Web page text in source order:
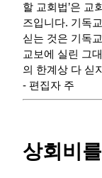
할 교회법’은 교
즈입니다. 기독
싣는 것은 기독
교보에 실린 그
의 한계상 다 싣
- 편집자 주
상회비